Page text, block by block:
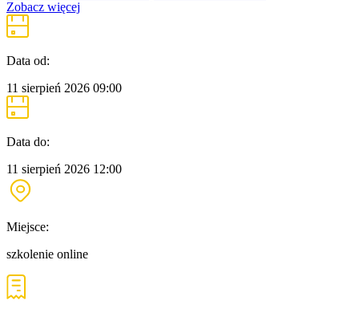
Zobacz więcej
Data od:
11 sierpień 2026 09:00
Data do:
11 sierpień 2026 12:00
Miejsce:
szkolenie online